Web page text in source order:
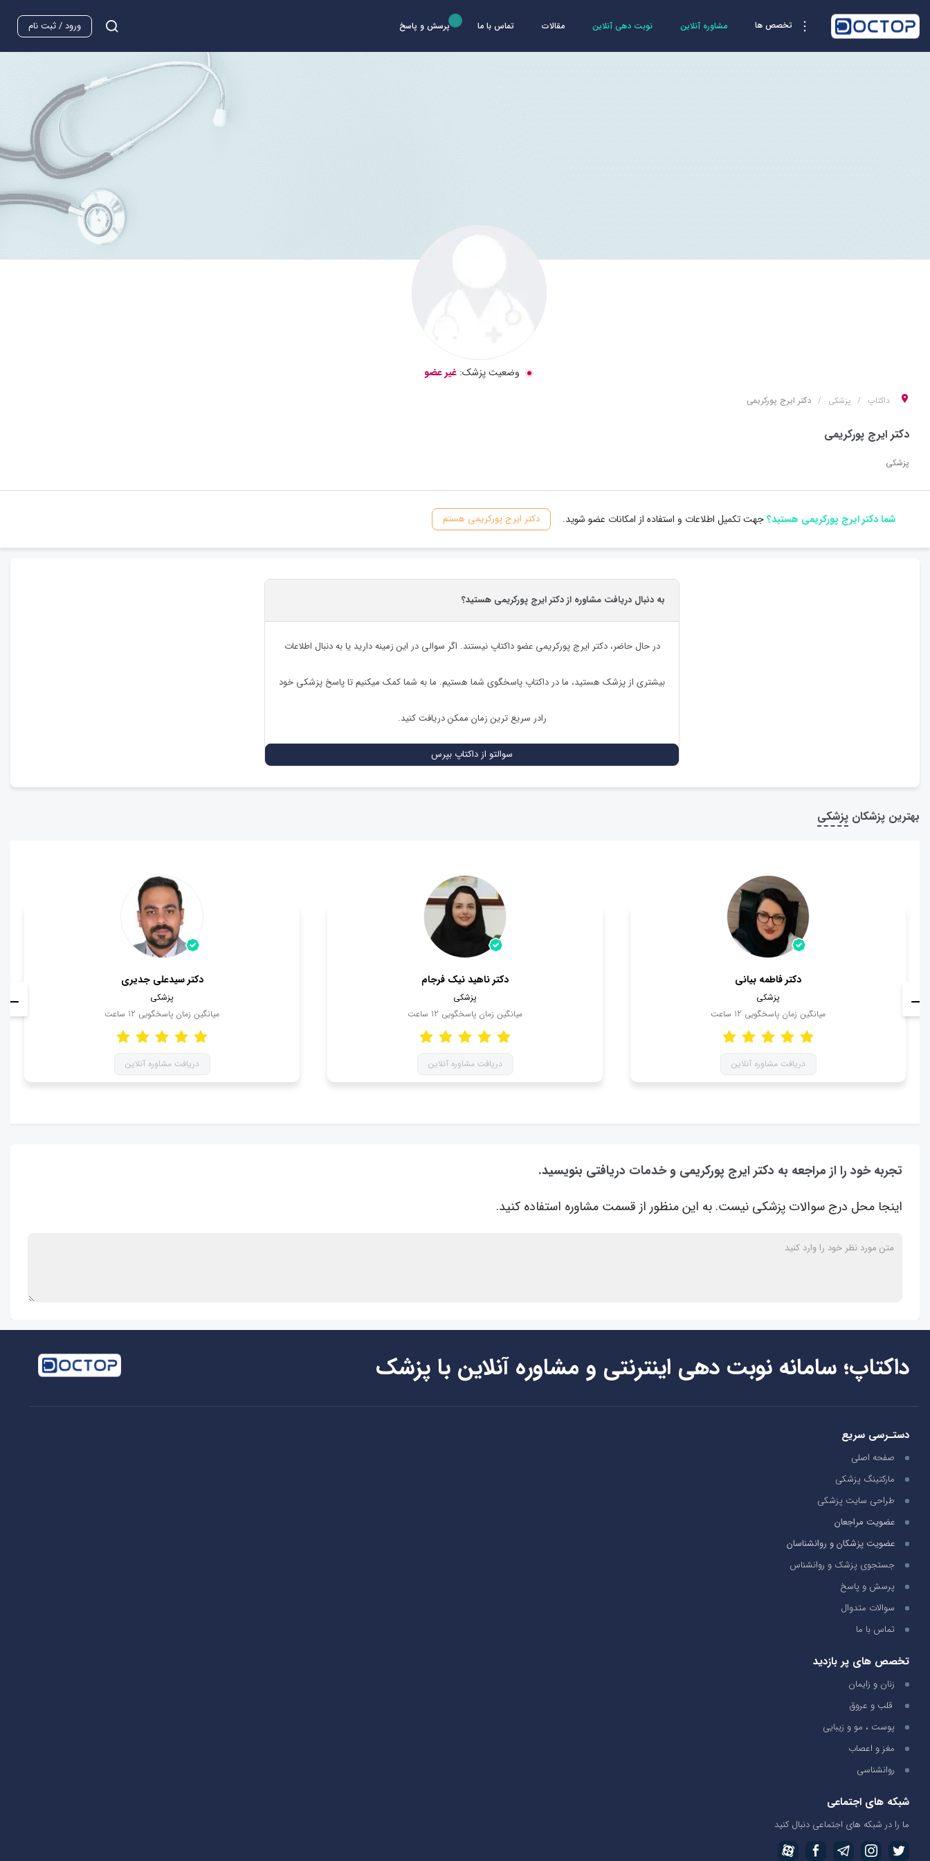
تخصص ها مشاوره آنلاین نوبت دهی آنلاین مقالات تماس با ما پرسش و پاسخ ورود / ثبت نام
وضعیت پزشک: غیر عضو
داکتاپ پزشکی دکتر ایرج پورکریمی
دکتر ایرج پورکریمی
پزشکی
شما دکتر ایرج پورکریمی هستید؟جهت تکمیل اطلاعات و استفاده از امکانات عضو شوید. دکتر ایرج پورکریمی هستم
به دنبال دریافت مشاوره از دکتر ایرج پورکریمی هستید؟
در حال حاضر،دکتر ایرج پورکریمی عضو داکتاپ نیستند. اگر سوالی در این زمینه دارید یا به دنبال اطلاعات
بیشتری از پزشک هستید، ما در داکتاپ پاسخگوی شما هستیم. ما به شما کمک میکنیم تا پاسخ پزشکی خود
رادر سریع ترین زمان ممکن دریافت کنید.
سوالتو از داکتاپ بپرس
بهترین پزشکان پزشکی
دکتر سیدعلی جدیری
پزشکی
میانگین زمان پاسخگویی 12 ساعت
دریافت مشاوره آنلاین
دکتر ناهید نیک فرجام
پزشکی
میانگین زمان پاسخگویی 12 ساعت
دریافت مشاوره آنلاین
دکتر فاطمه بیانی
پزشکی
میانگین زمان پاسخگویی 12 ساعت
دریافت مشاوره آنلاین
تجربه خود را از مراجعه به دکتر ایرج پورکریمی و خدمات دریافتی بنویسید.
اینجا محل درج سوالات پزشکی نیست. به این منظور از قسمت مشاوره استفاده کنید.
داکتاپ؛ سامانه نوبت دهی اینترنتی و مشاوره آنلاین با پزشک
دستـرسی سریع
صفحه اصلی
مارکتینگ پزشکی
طراحی سایت پزشکی
عضویت مراجعان
عضویت پزشکان و روانشناسان
جستجوی پزشک و روانشناس
پرسش و پاسخ
سوالات متدوال
تماس با ما
تخصص های پر بازدید
زنان و زایمان
قلب و عروق
پوست ، مو و زیبایی
مغز و اعصاب
روانشناسی
شبکه های اجتماعی
ما را در شبکه های اجتماعی دنبال کنید